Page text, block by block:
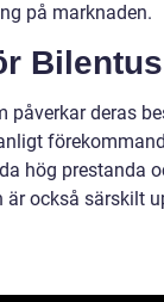
på marknaden.
deras
hög prestanda
också särskilt